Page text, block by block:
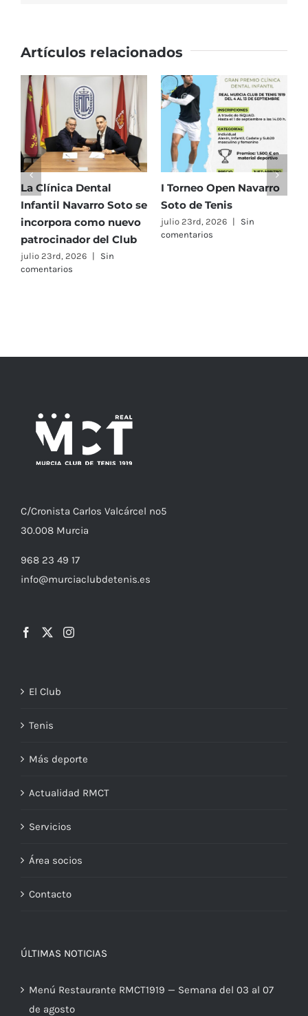
Artículos relacionados
La Clínica Dental
Infantil Navarro Soto se
incorpora como nuevo
patrocinador del Club
julio 23rd, 2026 |
Sin
comentarios
I Torneo Open Navarro
Soto de Tenis
julio 23rd, 2026 |
Sin
comentarios
C/Cronista Carlos Valcárcel nº5
30.008 Murcia
968 23 49 17
info@murciaclubdetenis.es
El Club
Tenis
Más deporte
Actualidad RMCT
Servicios
Área socios
Contacto
ÚLTIMAS NOTICIAS
Menú Restaurante RMCT1919 — Semana del 03 al 07
de agosto